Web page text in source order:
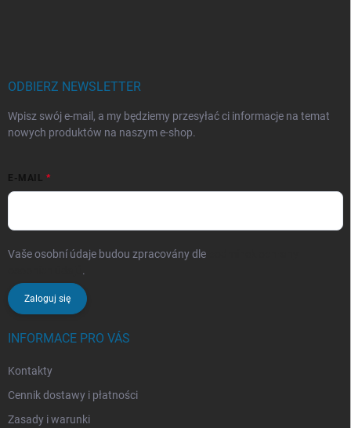
ODBIERZ NEWSLETTER
Wpisz swój e-mail, a my będziemy przesyłać ci informacje na temat
nowych produktów na naszym e-shop.
E-MAIL
Vaše osobní údaje budou zpracovány dle
.
Zaloguj się
INFORMACE PRO VÁS
Kontakty
Cennik dostawy i płatności
Zasady i warunki